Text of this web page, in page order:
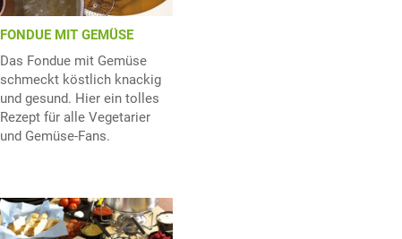
FONDUE MIT GEMÜSE
Das Fondue mit Gemüse
schmeckt köstlich knackig
und gesund. Hier ein tolles
Rezept für alle Vegetarier
und Gemüse-Fans.